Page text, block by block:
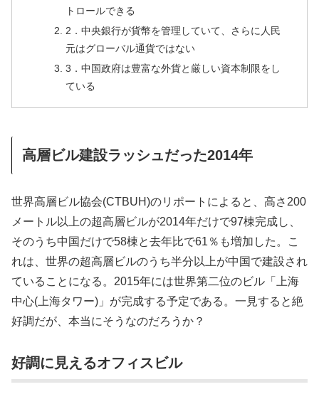
トロールできる
2．中央銀行が貨幣を管理していて、さらに人民
元はグローバル通貨ではない
3．中国政府は豊富な外貨と厳しい資本制限をし
ている
高層ビル建設ラッシュだった2014年
世界高層ビル協会(CTBUH)のリポートによると、高さ200
メートル以上の超高層ビルが2014年だけで97棟完成し、
そのうち中国だけで58棟と去年比で61％も増加した。こ
れは、世界の超高層ビルのうち半分以上が中国で建設され
ていることになる。2015年には世界第二位のビル「上海
中心(上海タワー)」が完成する予定である。一見すると絶
好調だが、本当にそうなのだろうか？
好調に見えるオフィスビル